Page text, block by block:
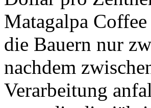
Matagalpa
die Bauern nur
nachdem
Verarbeitung